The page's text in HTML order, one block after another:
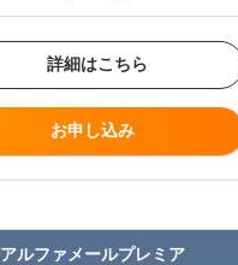
詳細はこちら
お申し込み
アルファメールプレミア